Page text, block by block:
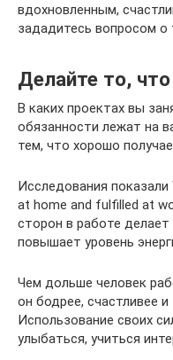
вдохновленным,
зададитесь вопросом о
Делайте то,
В каких проектах вы
обязанности лежат на
тем, что хорошо
Исследования
at home and fulfilled at
сторон в работе
повышает уровень
Чем дольше человек
он бодрее, счастливее
Использование своих
улыбаться, учиться